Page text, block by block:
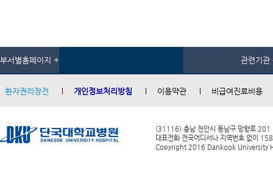
부서별홈페이지 + 관련기관
환자권리장전 개인정보처리방침 이용약관 비급여진료비용
(31116) 충남 천안시 동남구 망향로 201
대표전화 전국어디서나 지역번호 없이
Copyright 2016 Dankook University